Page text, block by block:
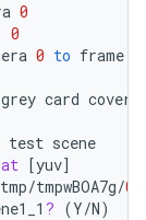
0
0
0 to frame
grey card
test scene
[yuv]
tmp/tmpwBOA7g/0
? (Y/N)